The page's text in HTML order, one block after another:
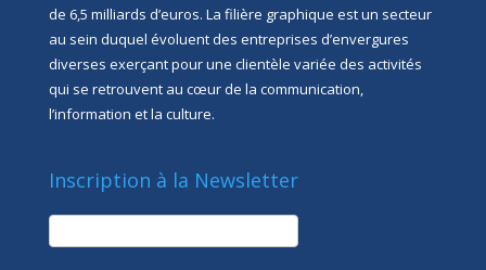
de 6,5 milliards d’euros. La filière graphique est un secteur
au sein duquel évoluent des entreprises d’envergures
diverses exerçant pour une clientèle variée des activités
qui se retrouvent au cœur de la communication,
l’information et la culture.
Inscription à la Newsletter
newsletter